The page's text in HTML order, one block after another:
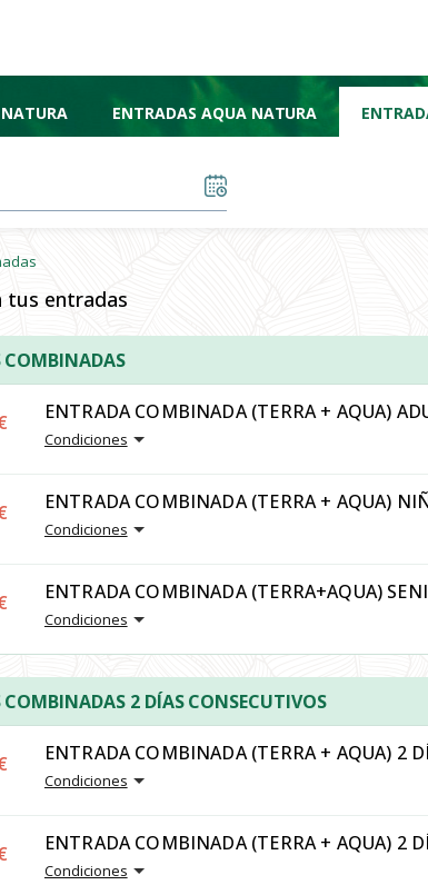
ENTRADAS AQUA NATURA
tus entradas
COMBINADAS
ENTRADA COMBINADA (TERRA + AQUA)
Condiciones
ENTRADA COMBINADA (TERRA + AQUA)
Condiciones
ENTRADA COMBINADA (TERRA+AQUA)
Condiciones
COMBINADAS 2 DÍAS CONSECUTIVOS
ENTRADA COMBINADA (TERRA + AQUA) 2
Condiciones
ENTRADA COMBINADA (TERRA + AQUA) 2
Condiciones